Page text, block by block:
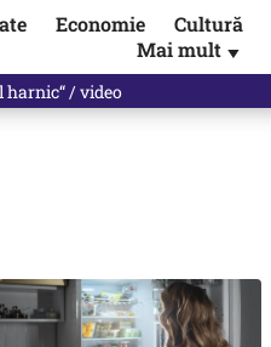
Economie Cultură
Mai mult ▼
harnic“ / video